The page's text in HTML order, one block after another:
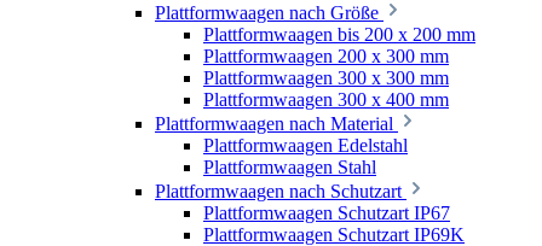
Plattformwaagen nach Größe
Plattformwaagen bis 200 x 200 mm
Plattformwaagen 200 x 300 mm
Plattformwaagen 300 x 300 mm
Plattformwaagen 300 x 400 mm
Plattformwaagen nach Material
Plattformwaagen Edelstahl
Plattformwaagen Stahl
Plattformwaagen nach Schutzart
Plattformwaagen Schutzart IP67
Plattformwaagen Schutzart IP69K